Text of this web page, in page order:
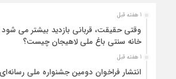
1 هفته قبل
وقتی حقیقت، قربانی بازدید بیشتر می
خانه سنتی باغ ملی لاهیجان چیست؟
1 هفته قبل
انتشار فراخوان دومین جشنواره ملی